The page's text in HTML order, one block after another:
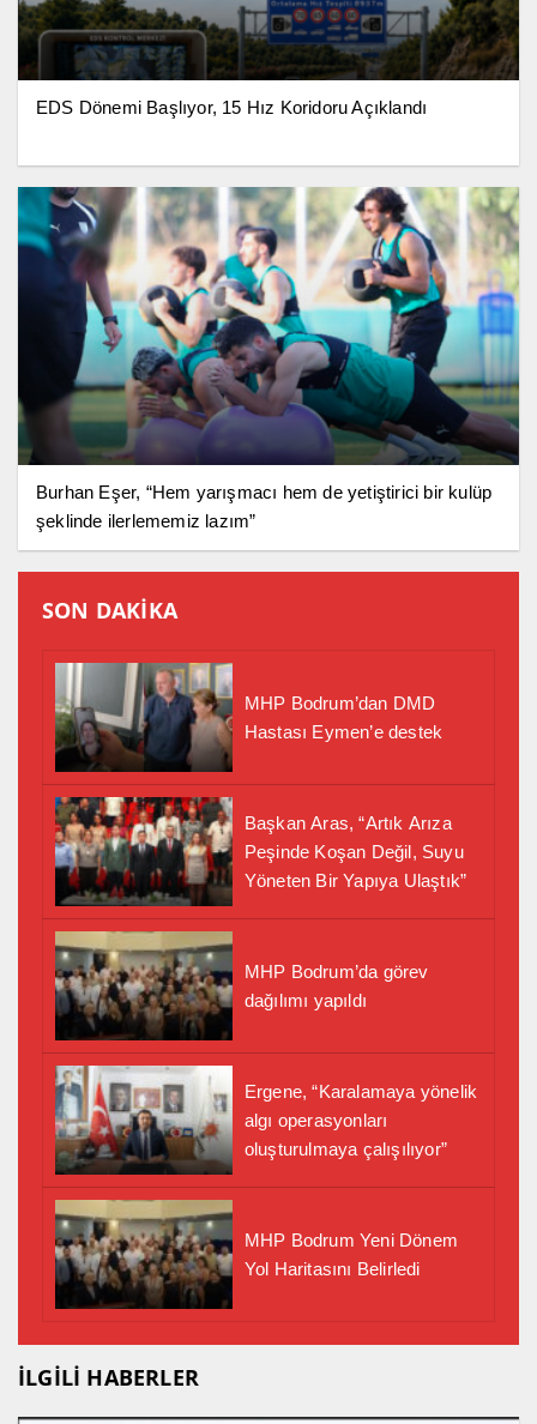
EDS Dönemi Başlıyor, 15 Hız Koridoru Açıklandı
Burhan Eşer, “Hem yarışmacı hem de yetiştirici bir kulüp
şeklinde ilerlememiz lazım”
SON DAKİKA
MHP Bodrum’dan DMD
Hastası Eymen’e destek
Başkan Aras, “Artık Arıza
Peşinde Koşan Değil, Suyu
Yöneten Bir Yapıya Ulaştık”
MHP Bodrum’da görev
dağılımı yapıldı
Ergene, “Karalamaya yönelik
algı operasyonları
oluşturulmaya çalışılıyor”
MHP Bodrum Yeni Dönem
Yol Haritasını Belirledi
İLGİLİ HABERLER